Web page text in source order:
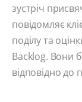
зустріч
повідомляє
поділу та
Backlog. Вони
відповідно до